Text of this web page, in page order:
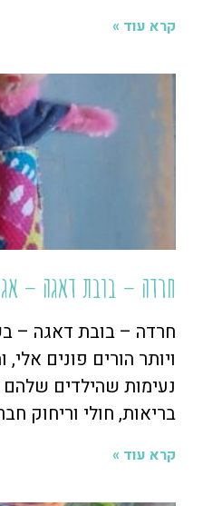
קרא עוד »
חרדה – בובת דאגה –
חרדה – בובת דאגה –
ויותר הורים פונים
נעימות שהילדים
בריאות, חולי וריחוק
קרא עוד »